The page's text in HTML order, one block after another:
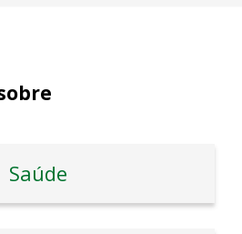
Saúde